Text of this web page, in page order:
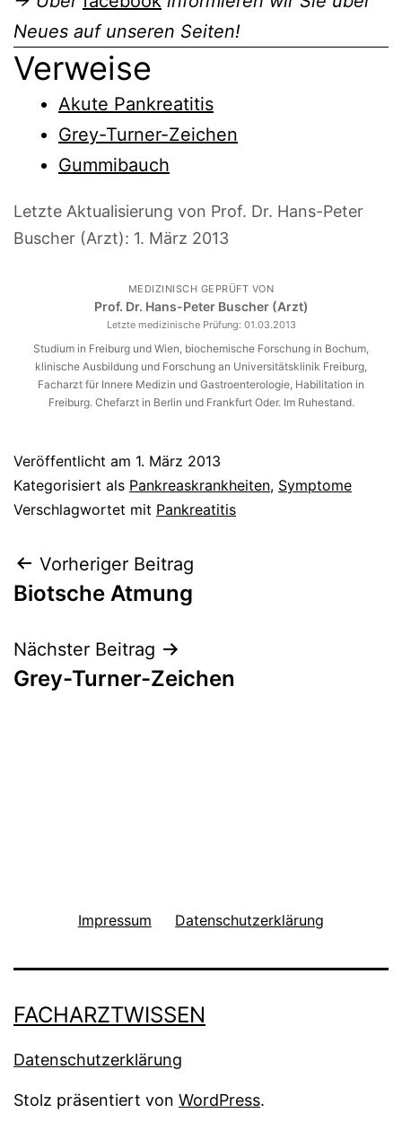
Neues auf unseren Seiten!
Verweise
Akute Pankreatitis
Grey-Turner-Zeichen
Gummibauch
Letzte Aktualisierung von Prof. Dr. Hans-Peter
Buscher (Arzt): 1. März 2013
MEDIZINISCH GEPRÜFT VON
Prof. Dr. Hans-Peter Buscher (Arzt)
Letzte medizinische Prüfung: 01.03.2013
Studium in Freiburg und Wien, biochemische Forschung in Bochum,
klinische Ausbildung und Forschung an Universitätsklinik Freiburg,
Facharzt für Innere Medizin und Gastroenterologie, Habilitation in
Freiburg. Chefarzt in Berlin und Frankfurt Oder. Im Ruhestand.
Veröffentlicht am 1. März 2013
Kategorisiert als Pankreaskrankheiten, Symptome
Verschlagwortet mit Pankreatitis
Beitragsnavigation
Vorheriger Beitrag
Biotsche Atmung
Nächster Beitrag
Grey-Turner-Zeichen
Impressum Datenschutzerklärung
FACHARZTWISSEN
Datenschutzerklärung
Stolz präsentiert von WordPress.